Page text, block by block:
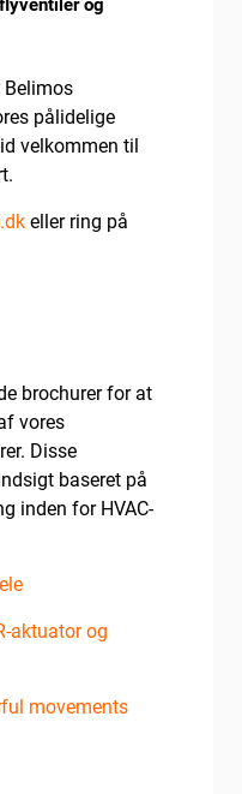
og
Belimos
pålidelige
velkommen til
eller ring på
brochurer for at
vores
Disse
baseret på
inden for HVAC-
aktuator og
movements